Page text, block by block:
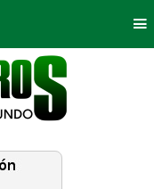
Deportes